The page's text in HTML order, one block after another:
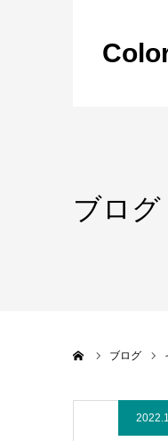
ブログ
ブログ